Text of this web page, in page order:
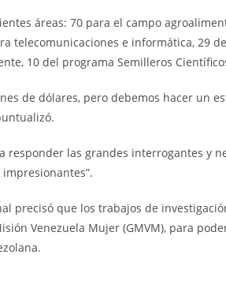
áreas: 70 para el campo
telecomunicaciones e informática, 29
10 del programa Semilleros
de dólares, pero debemos hacer un
responder las grandes interrogantes y
precisó que los trabajos de
Venezuela Mujer (GMVM), para